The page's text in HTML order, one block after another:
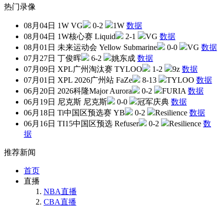
热门录像
08月04日 1W VG 0-2 1W 数据
08月04日 1W核心赛 Liquid 2-1 VG 数据
08月01日 未来运动会 Yellow Submarine 0-0 VG 数据
07月27日 丁俊晖 6-2 姚东成 数据
07月09日 XPL广州淘汰赛 TYLOO 1-2 9z 数据
07月01日 XPL 2026广州站 FaZe 8-13 TYLOO 数据
06月20日 2026科隆Major Aurora 0-2 FURIA 数据
06月19日 尼克斯 尼克斯 0-0 冠军庆典 数据
06月18日 Ti中国区预选赛 YB 0-2 Resilience 数据
06月16日 TI15中国区预选 Refuser 0-2 Resilience 数
据
推荐新闻
首页
直播
NBA直播
CBA直播